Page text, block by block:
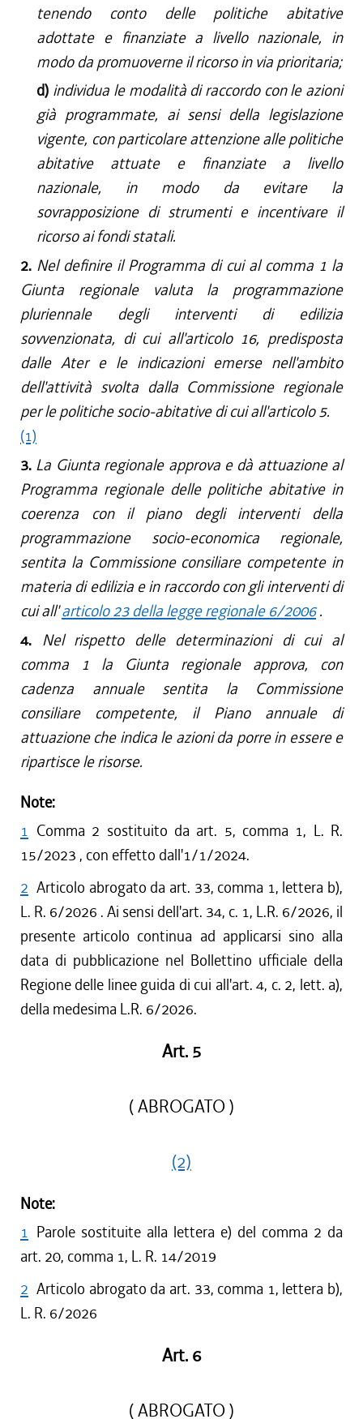
tenendo conto delle politiche abitative
adottate e finanziate a livello nazionale, in
modo da promuoverne il ricorso in via prioritaria;
d) individua le modalità di raccordo con le azioni
già programmate, ai sensi della legislazione
vigente, con particolare attenzione alle politiche
abitative attuate e finanziate a livello
nazionale, in modo da evitare la
sovrapposizione di strumenti e incentivare il
ricorso ai fondi statali.
2. Nel definire il Programma di cui al comma 1 la
Giunta regionale valuta la programmazione
pluriennale degli interventi di edilizia
sovvenzionata, di cui all'articolo 16, predisposta
dalle Ater e le indicazioni emerse nell'ambito
dell'attività svolta dalla Commissione regionale
per le politiche socio-abitative di cui all'articolo 5.
(1)
3. La Giunta regionale approva e dà attuazione al
Programma regionale delle politiche abitative in
coerenza con il piano degli interventi della
programmazione socio-economica regionale,
sentita la Commissione consiliare competente in
materia di edilizia e in raccordo con gli interventi di
cui all'articolo 23 della legge regionale 6/2006.
4. Nel rispetto delle determinazioni di cui al
comma 1 la Giunta regionale approva, con
cadenza annuale sentita la Commissione
consiliare competente, il Piano annuale di
attuazione che indica le azioni da porre in essere e
ripartisce le risorse.
Note:
1 Comma 2 sostituito da art. 5, comma 1, L. R.
15/2023 , con effetto dall'1/1/2024.
2 Articolo abrogato da art. 33, comma 1, lettera b),
L. R. 6/2026 . Ai sensi dell'art. 34, c. 1, L.R. 6/2026, il
presente articolo continua ad applicarsi sino alla
data di pubblicazione nel Bollettino ufficiale della
Regione delle linee guida di cui all'art. 4, c. 2, lett. a),
della medesima L.R. 6/2026.
Art. 5
( ABROGATO )
(2)
Note:
1 Parole sostituite alla lettera e) del comma 2 da
art. 20, comma 1, L. R. 14/2019
2 Articolo abrogato da art. 33, comma 1, lettera b),
L. R. 6/2026
Art. 6
( ABROGATO )